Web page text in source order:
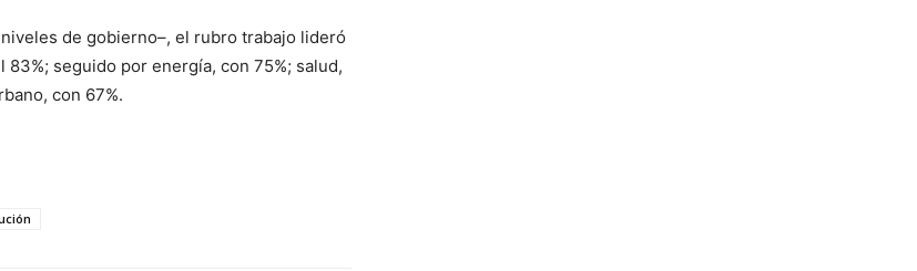
de gobierno–, el rubro trabajo lideró
seguido por energía, con 75%; salud,
con 67%.